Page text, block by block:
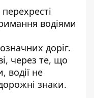
водіями
доріг.
через те, що
водії не
знаки.